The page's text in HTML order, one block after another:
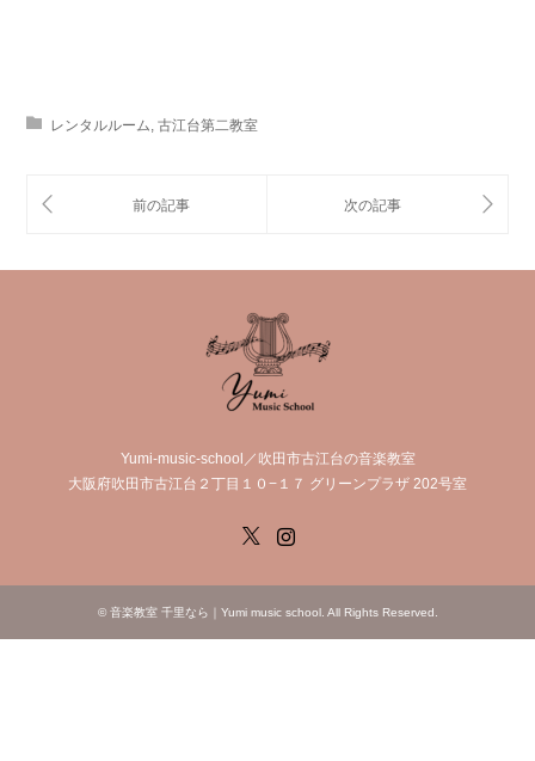
レンタルルーム, 古江台第二教室
Yumi-music-school／吹田市古江台の音楽教室
大阪府吹田市古江台２丁目１０−１７ グリーンプラザ 202号室
© 音楽教室 千里なら｜Yumi music school. All Rights Reserved.